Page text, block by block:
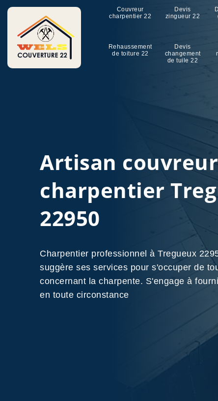
Couvreur
charpentier 22
Devis
zingueur 22
Rehaussement
de toiture 22
Devis
changement
de tuile 22
Artisan
charpentier
22950
Charpentier professionnel à Tregueux
suggère ses services pour s'occuper de
concernant la charpente. S'engage à
en toute circonstance